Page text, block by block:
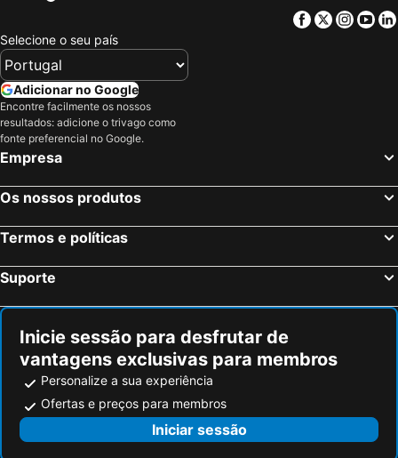
Facebook
Twitter
Selecione o seu país
Adicionar no Google
Encontre facilmente os nossos
resultados: adicione o trivago como
fonte preferencial no Google.
Empresa
Os nossos produtos
Termos e políticas
Suporte
Inicie sessão para desfrutar de
vantagens exclusivas para membros
Personalize a sua experiência
Ofertas e preços para membros
Iniciar sessão